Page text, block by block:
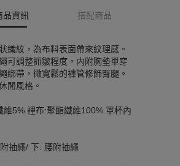
品資訊 搭配商品
織紋，為布料表面帶來紋理感。
可調整抓皺程度。内附胸墊單穿
綁帶，微寬鬆的褲管修飾臀腿。
閒風格。
5% 裡布:聚酯纖維100% 罩杯內
抽繩/ 下: 腰附抽繩